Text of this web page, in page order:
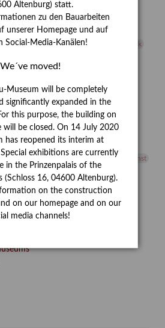
Italien Jahresempfang
Korkmodelle Kunst
Kunst von Kühl
Künstler Künstlerin Lehmbruck
Museumsnacht
Natur
Phelloplastik
Pohlhof
Rudi Lesser Ruth Wolf-Rehfeld
Skulptur
Sonderausstellung
Bildende Kunst
Vermittlung
Videokunst
Werefkin
Wissenschaft
Wolf and Dog
– Kunstdetektivinnen im
Altenburg) statt.
zu den Bauarbeiten
unserer Homepage und auf
Social-Media-Kanälen!
We´ve moved!
Museum will be completely
significantly expanded in the
this purpose, the building on
will be closed. On 14 July 2020
has reopened its interim at
Special exhibitions are currently
in the Prinzenpalais of the
(Schloss 16, 04600 Altenburg).
on the construction
on our homepage and on our
media channels!